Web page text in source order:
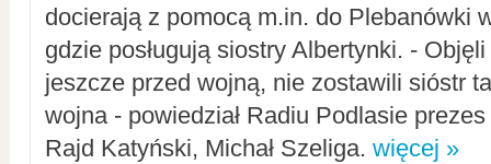
docierają z pomocą m.in. do Plebanówki
gdzie posługują siostry Albertynki. -
jeszcze przed wojną, nie zostawili sióstr
wojna - powiedział Radiu Podlasie
Rajd Katyński, Michał Szeliga. więcej »